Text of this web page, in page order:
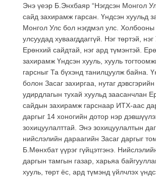
Энэ үеэр Б.Энхбаяр “Нэгдсэн Монгол
сайд захирамж гарсан. Үндсэн хуульд
Монгол Улс бол нэгдмэл улс.
улсуудад хуваагддаггүй. Нэг төртэй,
Ерөнхий сайдтай, нэг ард түмэнтэй.
захирамж Үндсэн хууль, хууль
гарсныг Та бүхэнд танилцуулж байна.
болон Засаг захиргаа, нутаг
удирдлагын тухай хуульд заасанчлан
сайдын захирамж гарснаар ИТХ-аас
даргыг 14 хоногийн дотор нэр
зохицуулалттай. Энэ зохицуулалтын
нийслэлийн дараагийн Засаг даргыг
Б.Мөнхбат үүрэг гүйцэтгэнэ.
даргын тамгын газар, харьяа
хууль, төрт ёс, ард түмэнд үйлчлэх